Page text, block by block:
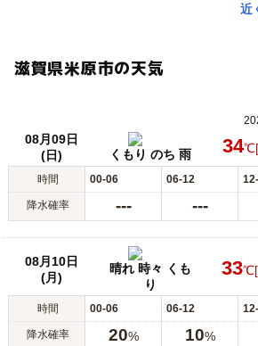
近
滋賀県米原市の天気
08月09日
(日)
くもり のち 雨 34℃
時間 00-06 06-12
降水確率 --- ---
08月10日
(月)
晴れ 時々 くも
り
33℃
時間 00-06 06-12
降水確率 20% 10%